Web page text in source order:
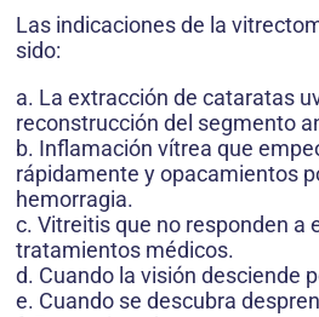
Las indicaciones de la
sido:
a. La extracción de cataratas
reconstrucción del segmento
b. Inflamación vítrea que
rápidamente y opacamientos
hemorragia.
c. Vitreitis que no responden a
tratamientos médicos.
d. Cuando la visión desciende
e. Cuando se descubra